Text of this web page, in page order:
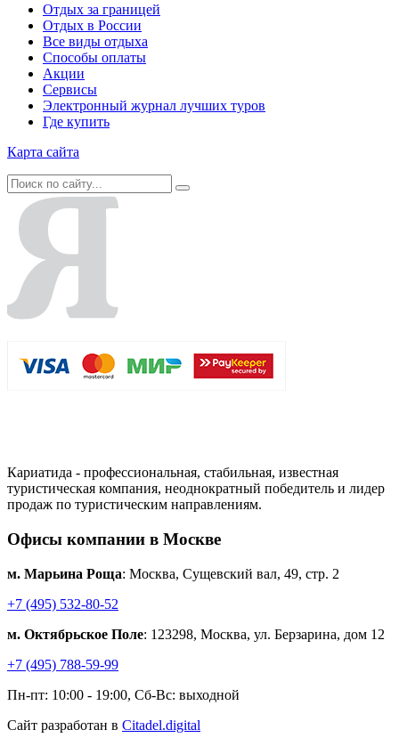
Отдых за границей
Отдых в России
Все виды отдыха
Способы оплаты
Акции
Сервисы
Электронный журнал лучших туров
Где купить
Карта сайта
Кариатида - профессиональная, стабильная, известная
туристическая компания, неоднократный победитель и лидер
продаж по туристическим направлениям.
Офисы компании в Москве
м. Марьина Роща: Москва, Сущевский вал, 49, стр. 2
+7 (495) 532-80-52
м. Октябрьское Поле: 123298, Москва, ул. Берзарина, дом 12
+7 (495) 788-59-99
Пн-пт: 10:00 - 19:00, Сб-Вс: выходной
Сайт разработан в Citadel.digital